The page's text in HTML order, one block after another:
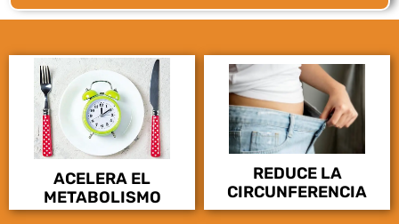
ACELERA EL
METABOLISMO
REDUCE LA
CIRCUNFERENCIA